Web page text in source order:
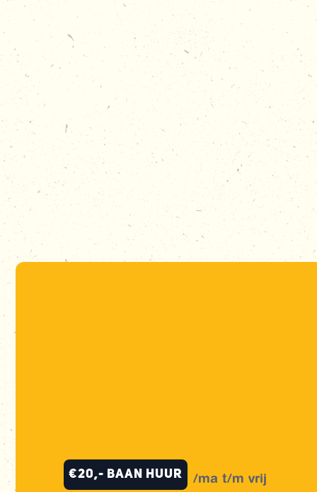
€20,- baan huur /ma t/m vrij